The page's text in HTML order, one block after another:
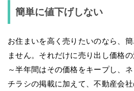
簡単に値下げしない
お住まいを高く売りたいのなら、
ません。それだけに売り出し価格
～半年間はその価格をキープし、
チラシの掲載に加えて、不動産会